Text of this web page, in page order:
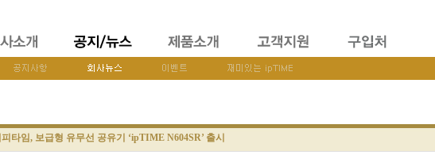
타임, 보급형 유무선 공유기 ‘ipTIME N604SR’ 출시